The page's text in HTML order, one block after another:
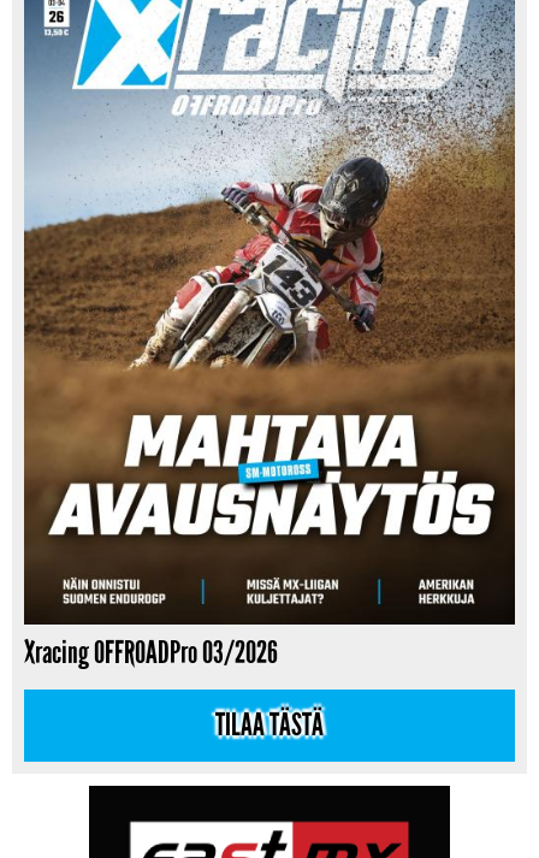
Xracing OFFROADPro 03/2026
TILAA TÄSTÄ